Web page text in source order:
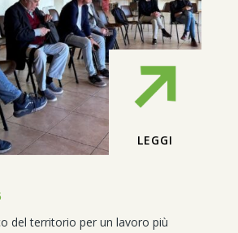
LEGGI
del territorio per un lavoro più